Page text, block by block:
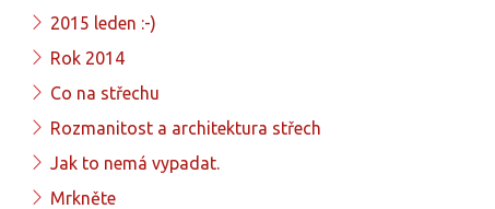
2015 leden :-)
Rok 2014
Co na střechu
Rozmanitost a architektura střech
Jak to nemá vypadat.
Mrkněte